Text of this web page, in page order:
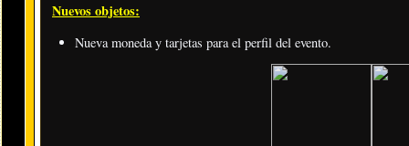
Nuevos objetos:
Nueva moneda y tarjetas para el perfil del evento.